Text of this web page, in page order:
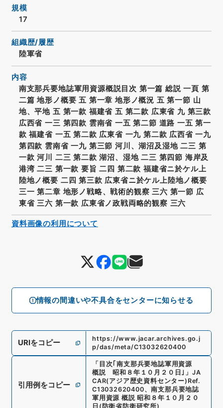
情報の間違いや不具合をセンターに知らせる
規模
17
組織歴/履歴
陸軍省
内容
南支那兵要地誌軍用資源概説目次 第一篇 総説 一頁 第
二篇 地形ノ概要 五 第一章 地形ノ概況 五 第一節 山
地、平地 五 第一款 福建省 五 第二款 広東省 九 第三款
広西省 一三 第四款 雲南省 一五 第二節 道路 一五 第一
款 福建省 一五 第二款 広東省 一九 第二款 広西省 一九
第四款 雲南省 一九 第三節 河川、湖沼及湿地 二三 第
一款 河川 二三 第二款 湖沼、湿地 二三 第四節 海岸及
港湾 二三 第一款 要旨 二四 第二款 福建省ニ於ケル上
陸地ノ概要 二四 第三款 広東省ニ於ケル上陸地ノ概要
三一 第二章 地形ノ戦略、戦術的観察 三六 第一節 広
東省 三六 第一款 広東省ノ政戦両略的観察 三六
URIをコピー
https://www.jacar.archives.go.j
p/das/meta/C13032620400
引用例をコピー
「 目次｢南支那兵要地誌軍用資源
概説 昭和８年１０月２０日｣ 」 JA
CAR(アジア歴史資料センター) Ref.
C13032620400、南支那兵要地誌
軍用資源 概説 昭和８年１０月２０
日 (防衛省防衛研究所)
資料画像の利用について